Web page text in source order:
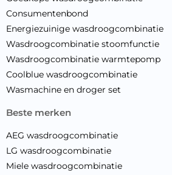
Consumentenbond
Energiezuinige wasdroogcombinatie
Wasdroogcombinatie stoomfunctie
Wasdroogcombinatie warmtepomp
Coolblue wasdroogcombinatie
Wasmachine en droger set
beste merken
AEG wasdroogcombinatie
LG wasdroogcombinatie
Miele wasdroogcombinatie